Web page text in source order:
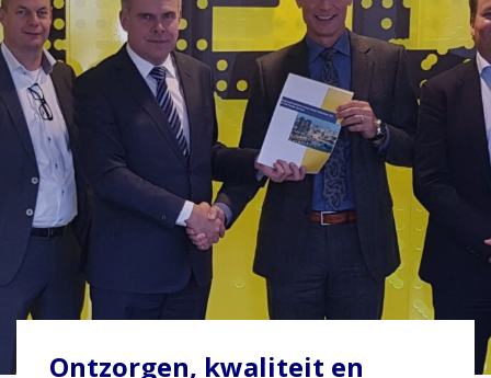
Ontzorgen, kwaliteit en